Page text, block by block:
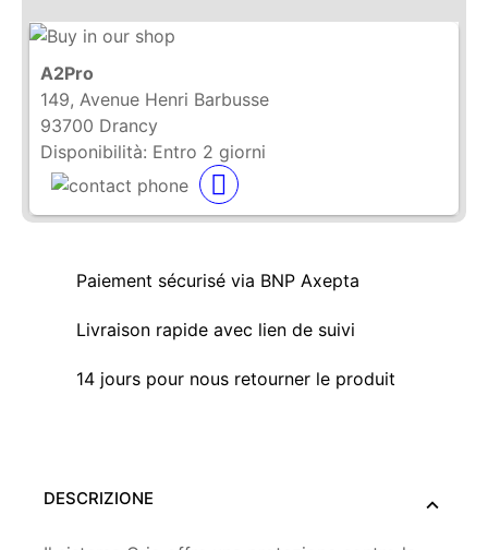
A2Pro
149, Avenue Henri Barbusse
93700 Drancy
Disponibilità: Entro 2 giorni
Paiement sécurisé via BNP Axepta
Livraison rapide avec lien de suivi
14 jours pour nous retourner le produit
DESCRIZIONE